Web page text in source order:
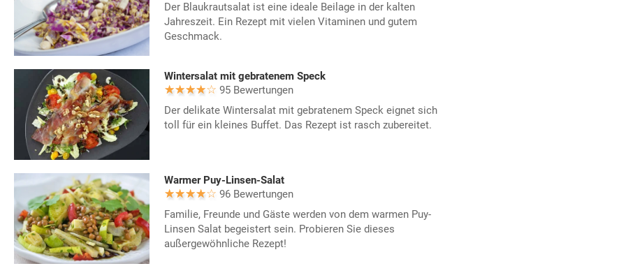
Der Blaukrautsalat ist eine ideale Beilage in der kalten
Jahreszeit. Ein Rezept mit vielen Vitaminen und gutem
Geschmack.
Wintersalat mit gebratenem Speck
95 Bewertungen
Der delikate Wintersalat mit gebratenem Speck eignet sich
toll für ein kleines Buffet. Das Rezept ist rasch zubereitet.
Warmer Puy-Linsen-Salat
96 Bewertungen
Familie, Freunde und Gäste werden von dem warmen Puy-
Linsen Salat begeistert sein. Probieren Sie dieses
außergewöhnliche Rezept!